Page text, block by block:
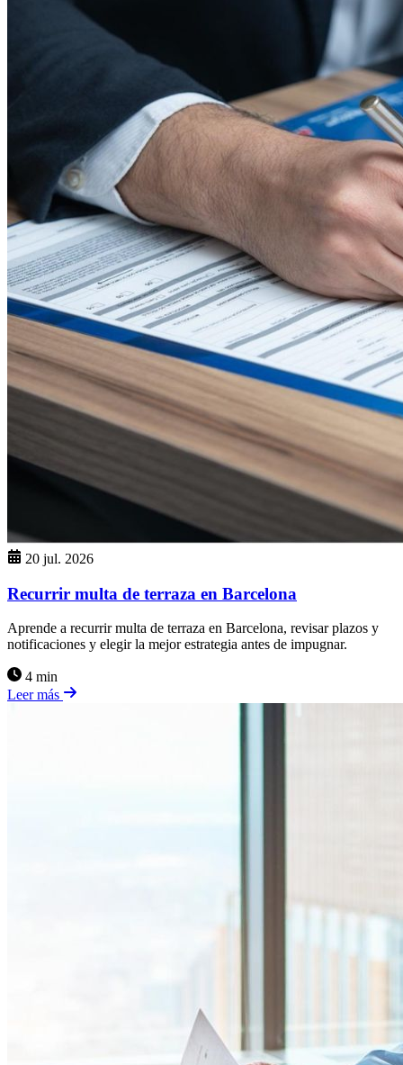
20 jul. 2026
Recurrir multa de terraza en Barcelona
Aprende a recurrir multa de terraza en Barcelona, revisar plazos y
notificaciones y elegir la mejor estrategia antes de impugnar.
4 min
Leer más